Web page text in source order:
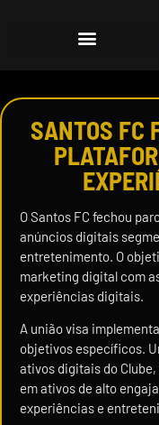
SANTOS FC
O Santos FC fechou
anúncios digitais
entretenimento. O
marketing digital com
experiências digitais.
A união visa
objetivos específicos.
ativos digitais do
em ativos de alto
experiências e